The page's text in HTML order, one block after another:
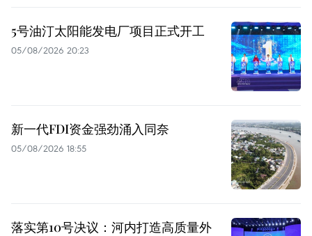
5号油汀太阳能发电厂项目正式开工
05/08/2026 20:23
新一代FDI资金强劲涌入同奈
05/08/2026 18:55
落实第10号决议：河内打造高质量外